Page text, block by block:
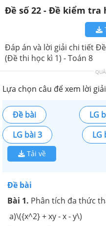
Đề số 22 - Đề kiểm tra
Đáp án và lời giải chi tiết
(Đề thi học kì 1) - Toán 8
Lựa chọn câu để xem lời
Đề bài LG
LG bài 3
LG
Tải về
Đề bài
Bài 1. Phân tích đa thức
a)\({x^2} + xy - x - y\)